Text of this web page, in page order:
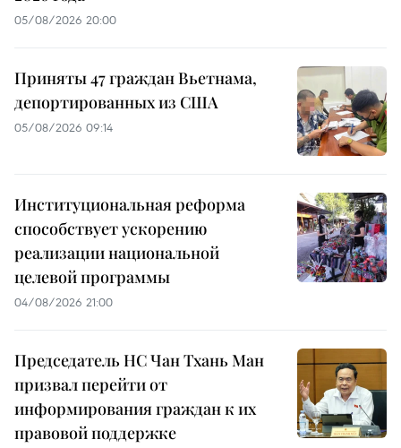
05/08/2026 20:00
Приняты 47 граждан Вьетнама,
депортированных из США
05/08/2026 09:14
Институциональная реформа
способствует ускорению
реализации национальной
целевой программы
04/08/2026 21:00
Председатель НС Чан Тхань Ман
призвал перейти от
информирования граждан к их
правовой поддержке